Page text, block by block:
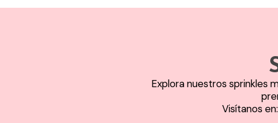
Explora nuestros sprinkles
Visítanos